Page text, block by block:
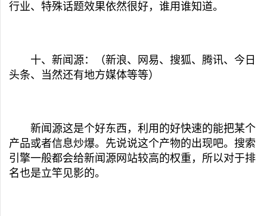
行业、特殊话题效果依然很好，谁用谁知道。
十、新闻源：（新浪、网易、搜狐、腾讯、今日
头条、当然还有地方媒体等等）
新闻源这是个好东西，利用的好快速的能把某个
产品或者信息炒爆。先说说这个产物的出现吧。搜索
引擎一般都会给新闻源网站较高的权重，所以对于排
名也是立竿见影的。